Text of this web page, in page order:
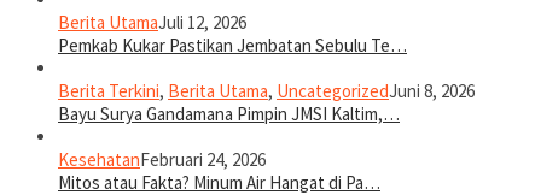
Berita UtamaJuli 12, 2026
Pemkab Kukar Pastikan Jembatan Sebulu Te…
Berita Terkini, Berita Utama, UncategorizedJuni 8, 2026
Bayu Surya Gandamana Pimpin JMSI Kaltim,…
KesehatanFebruari 24, 2026
Mitos atau Fakta? Minum Air Hangat di Pa…